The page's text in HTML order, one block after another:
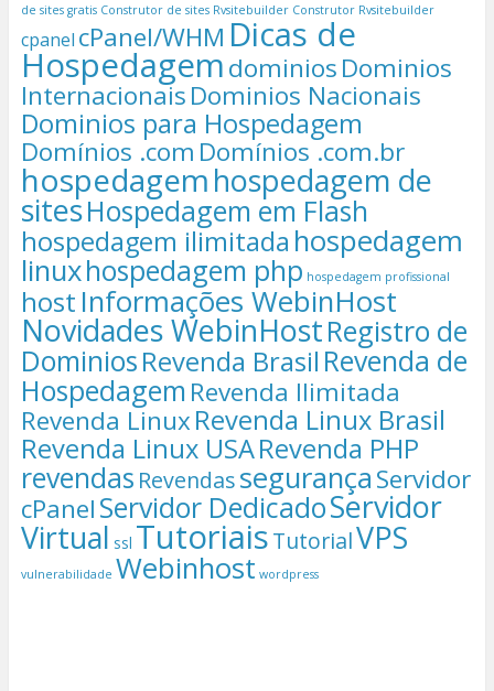
de sites gratis Construtor de sites Rvsitebuilder Construtor Rvsitebuilder
cpanel cPanel/WHM Dicas de
HospedagemdominiosDominios
InternacionaisDominios Nacionais
Dominios para Hospedagem
Domínios .com Domínios .com.br
hospedagemhospedagem de
sitesHospedagem em Flash
hospedagem ilimitada hospedagem
linuxhospedagem php hospedagem profissional
host Informações WebinHost
Novidades WebinHostRegistro de
DominiosRevenda Brasil Revenda de
Hospedagem Revenda Ilimitada
Revenda LinuxRevenda Linux Brasil
Revenda Linux USARevenda PHP
revendas RevendassegurançaServidor
cPanelServidor DedicadoServidor
Virtual ssl TutoriaisTutorialVPS
vulnerabilidade Webinhost wordpress